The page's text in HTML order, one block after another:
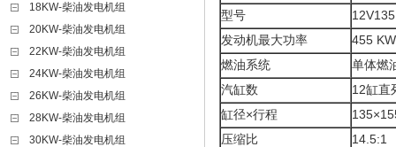
18KW-柴油发电机组
20KW-柴油发电机组
22KW-柴油发电机组
24KW-柴油发电机组
26KW-柴油发电机组
28KW-柴油发电机组
30KW-柴油发电机组
型号
发动机最大功率
455 KW
燃油系统
单体燃
汽缸数
12缸直
缸径×行程
压缩比
14.5:1